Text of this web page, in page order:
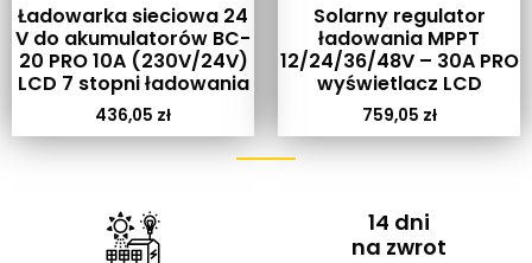
Ładowarka sieciowa 24
V do akumulatorów BC-
20 PRO 10A (230V/24V)
LCD 7 stopni ładowania
436,05 zł
Solarny regulator
ładowania MPPT
12/24/36/48V – 30A PRO
wyświetlacz LCD
759,05 zł
14 dni
na zwrot